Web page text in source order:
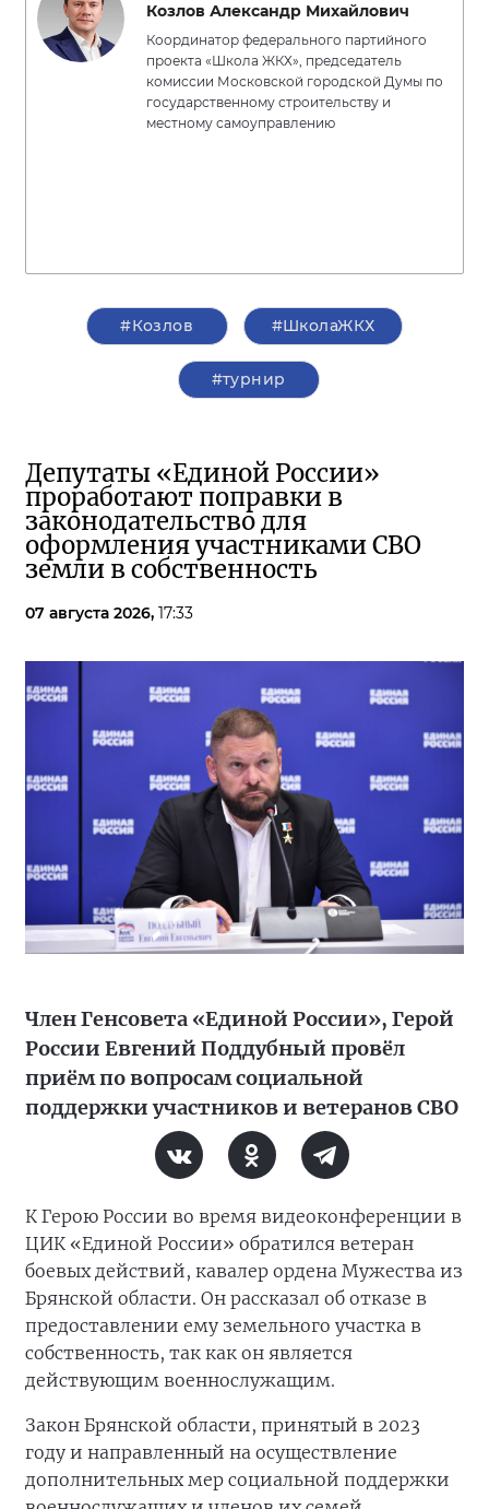
Козлов Александр Михайлович
Координатор федерального партийного
проекта «Школа ЖКХ», председатель
комиссии Московской городской Думы по
государственному строительству и
местному самоуправлению
#Козлов #ШколаЖКХ
#турнир
Депутаты «Единой России»
проработают поправки в
законодательство для
оформления участниками СВО
земли в собственность
07 августа 2026, 17:33
Член Генсовета «Единой России», Герой
России Евгений Поддубный провёл
приём по вопросам социальной
поддержки участников и ветеранов СВО
К Герою России во время видеоконференции в
ЦИК «Единой России» обратился ветеран
боевых действий, кавалер ордена Мужества из
Брянской области. Он рассказал об отказе в
предоставлении ему земельного участка в
собственность, так как он является
действующим военнослужащим.
Закон Брянской области, принятый в 2023
году и направленный на осуществление
дополнительных мер социальной поддержки